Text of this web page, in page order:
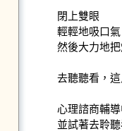
閉上雙眼
輕輕地吸口氣
然後大力地
去聽聽看，
心理諮商輔
並試著去聆